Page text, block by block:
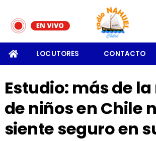
LOCUTORES CONTACTO
Estudio: más de
de niños en Chile
siente seguro en